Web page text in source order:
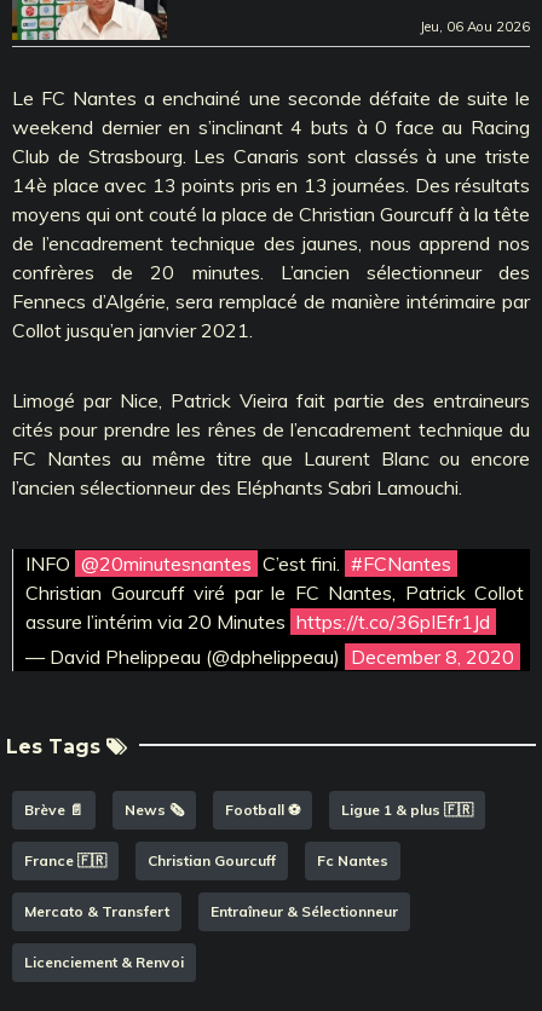
Jeu, 06 Aou 2026
Le FC Nantes a enchainé une seconde défaite de suite le
weekend dernier en s’inclinant 4 buts à 0 face au Racing
Club de Strasbourg. Les Canaris sont classés à une triste
14è place avec 13 points pris en 13 journées. Des résultats
moyens qui ont couté la place de Christian Gourcuff à la tête
de l’encadrement technique des jaunes, nous apprend nos
confrères de 20 minutes. L’ancien sélectionneur des
Fennecs d’Algérie, sera remplacé de manière intérimaire par
Collot jusqu’en janvier 2021.
Limogé par Nice, Patrick Vieira fait partie des entraineurs
cités pour prendre les rênes de l’encadrement technique du
FC Nantes au même titre que Laurent Blanc ou encore
l’ancien sélectionneur des Eléphants Sabri Lamouchi.
INFO @20minutesnantes C’est fini.
#FCNantes
Christian Gourcuff viré par le FC Nantes, Patrick Collot
assure l’intérim via 20 Minutes https://t.co/36pIEfr1Jd
— David Phelippeau (@dphelippeau) December 8, 2020
Les Tags
Brève 📄 News 🗞️ Football ⚽️ Ligue 1 & plus 🇫🇷
France 🇫🇷 Christian Gourcuff Fc Nantes
Mercato & Transfert Entraîneur & Sélectionneur
Licenciement & Renvoi